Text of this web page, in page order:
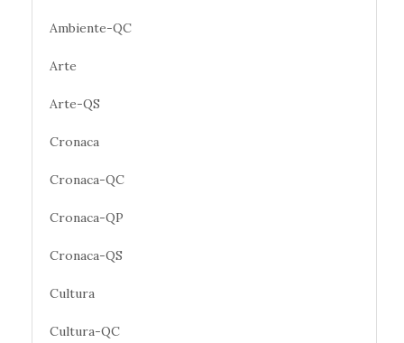
Ambiente-QC
Arte
Arte-QS
Cronaca
Cronaca-QC
Cronaca-QP
Cronaca-QS
Cultura
Cultura-QC